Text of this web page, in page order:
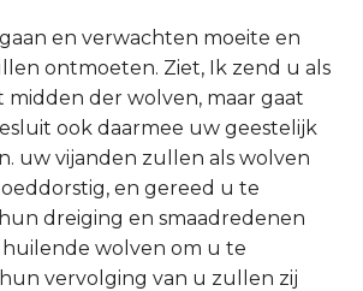
en verwachten moeite en
ontmoeten. Ziet, Ik zend u als
midden der wolven, maar gaat
ook daarmee uw geestelijk
uw vijanden zullen als wolven
en gereed u te
dreiging en smaadredenen
huilende wolven om u te
vervolging van u zullen zij